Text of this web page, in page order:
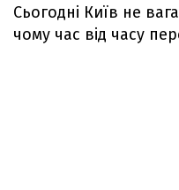
Сьогодні Київ не
чому час від часу